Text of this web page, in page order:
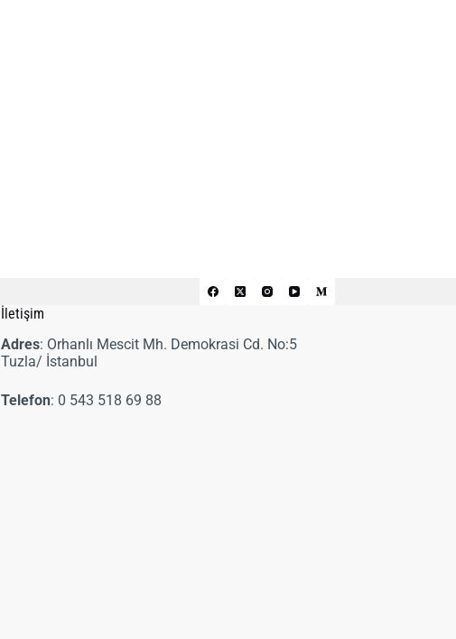
İletişim
Adres: Orhanlı Mescit Mh. Demokrasi Cd. No:5
Tuzla/ İstanbul
Telefon: 0 543 518 69 88